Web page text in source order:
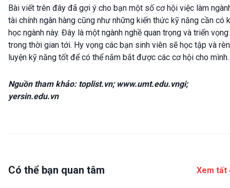
Bài viết trên đây đã gợi ý cho bạn một số cơ hội việc làm
tài chính ngân hàng cũng như những kiến thức kỹ năng cần có
học ngành này. Đây là một ngành nghề quan trọng và triển vọng
trong thời gian tới. Hy vọng các bạn sinh viên sẽ học tập và rèn
luyện kỹ năng tốt để có thể nắm bắt được các cơ hội cho mình.
Nguồn tham khảo: toplist.vn; www.umt.edu.vngi;
yersin.edu.vn
Có thể bạn quan tâm Xem tất